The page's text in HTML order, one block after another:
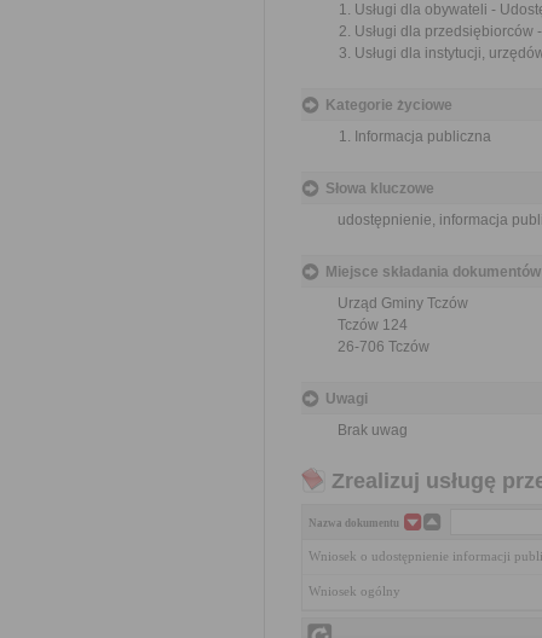
Usługi dla obywateli -
Usługi dla
Usługi dla instytucji,
Kategorie życiowe
Informacja publiczna
Słowa kluczowe
udostępnienie, informacja
Miejsce składania dokumentów
Urząd Gminy Tczów
Tczów 124
26-706 Tczów
Uwagi
Brak uwag
Zrealizuj usługę
Nazwa dokumentu
Wniosek o udostępnienie informacji
Wniosek ogólny